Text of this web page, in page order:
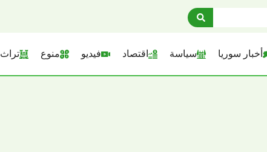
أخبار سوريا سياسة اقتصاد فيديو منوع تراث